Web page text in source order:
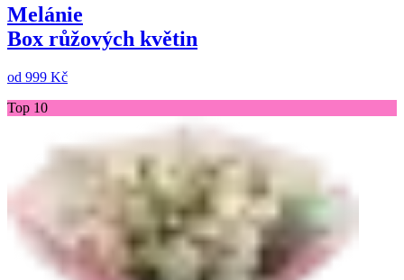
Melánie
Box růžových květin
od 999 Kč
Top 10